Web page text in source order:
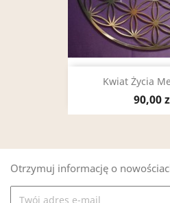
Kwiat Życia
90,00
Otrzymuj informację o